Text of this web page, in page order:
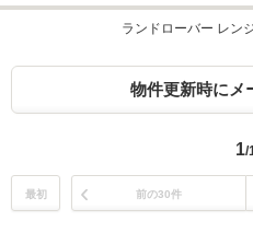
ランドローバー レン
物件更新時にメ
1/
最初 前の30件